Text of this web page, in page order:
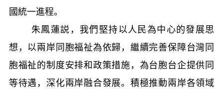
國統一進程。
朱鳳蓮説，我們堅持以人民為中心的發展思
想，以兩岸同胞福祉為依歸，繼續完善保障台灣同
胞福祉的制度安排和政策措施，為台胞台企提供同
等待遇，深化兩岸融合發展。積極推動兩岸各領域